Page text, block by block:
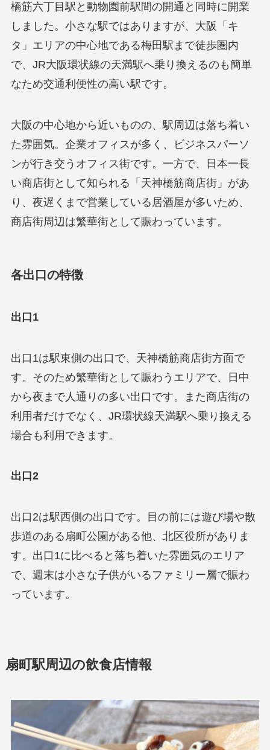
橋筋六丁目駅と動物園前駅間の開通と同時に開業
しました。小さな駅ではありますが、大阪「キ
タ」エリアの中心地である梅田駅まで徒歩圏内
で、JR大阪環状線の天満駅へ乗り換えるのも簡単
なため交通利便性の高い駅です。
大阪の中心地から近いものの、駅周辺は落ち着い
た雰囲気。企業オフィスが多く、ビジネスパーソ
ンが行き交うオフィス街です。一方で、日本一長
い商店街として知られる「天神橋筋商店街」があ
り、夜遅くまで営業している居酒屋が多いため、
商店街周辺は繁華街として賑わっています。
各出口の特徴
出口1
出口1は駅東側の出口で、天神橋筋商店街方面で
す。そのため繁華街として賑わうエリアで、日中
から夜まで人通りの多い出口です。また商店街の
利用者だけでなく、JR環状線天満駅へ乗り換える
場合も利用できます。
出口2
出口2は駅西側の出口です。目の前には遊び場や散
歩道のある扇町公園がある他、北区役所がありま
す。出口1に比べると落ち着いた雰囲気のエリア
で、週末は小さな子供がいるファミリー層で賑わ
っています。
扇町駅周辺の飲食店情報